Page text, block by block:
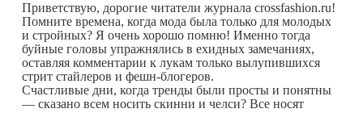
Приветствую, дорогие читатели журнала crossfashion.ru!
Помните времена, когда мода была только для молодых
и стройных? Я очень хорошо помню! Именно тогда
буйные головы упражнялись в ехидных замечаниях,
оставляя комментарии к лукам только вылупившихся
стрит стайлеров и фешн-блогеров.
Счастливые дни, когда тренды были просты и понятны
— сказано всем носить скинни и челси? Все носят